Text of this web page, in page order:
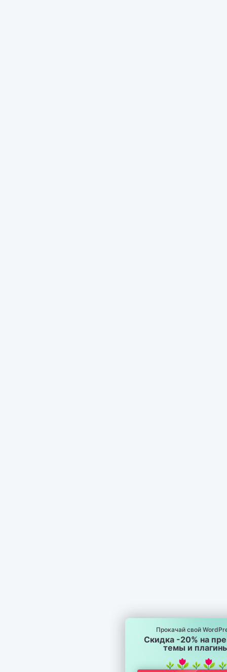
Прокачай свой
Скидка -20% на
темы и